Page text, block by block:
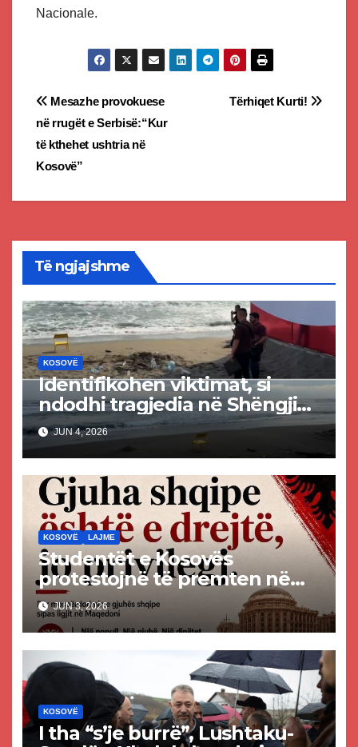
Nacionale.
Post
navigation
Tërhiqet Kurti!
Mesazhe provokuese
në rrugët e Serbisë:“Kur
të kthehet ushtria në
Kosovë”
Të ngjajshme
KOSOVË
Identifikohen viktimat, si
ndodhi tragjedia në Shëngjin
ku mbetën të vdekur dy të
rinj kosovarë
JUN 4, 2026
KOSOVË LAJME
Studentët e Kosovës
protestojnë të premten në
mbështetje të gjuhës shqipe
në Maqedoninë e Veriut
JUN 3, 2026
KOSOVË
I tha “s’je burrë”, Lushtaku-